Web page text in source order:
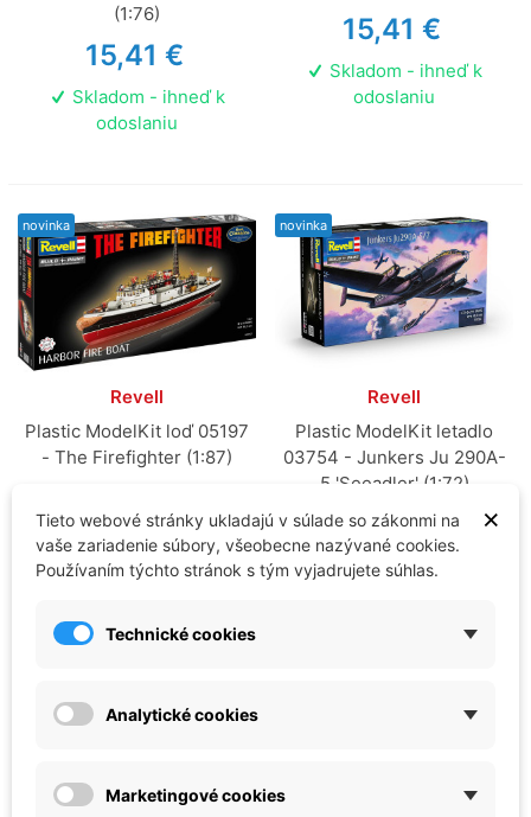
(1:76)
15,41 €
Skladom - ihneď k
odoslaniu
15,41 €
Skladom - ihneď k
odoslaniu
novinka
Revell
Plastic ModelKit loď 05197
- The Firefighter (1:87)
Skladom - ihneď k
odoslaniu
novinka
Revell
Plastic ModelKit letadlo
03754 - Junkers Ju 290A-
5 'Seeadler' (1:72)
43,77 €
Vypredané
Lode
×
Tieto webové stránky ukladajú v súlade so zákonmi na
vaše zariadenie súbory, všeobecne nazývané cookies.
Používaním týchto stránok s tým vyjadrujete súhlas.
Technické cookies
Analytické cookies
Marketingové cookies